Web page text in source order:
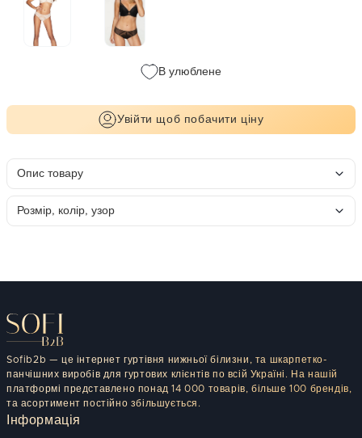
В улюблене
Увійти щоб побачити ціну
Опис товару
Розмір, колір, узор
Sofib2b — це інтернет гуртівня нижньої білизни, та шкарпетко-
панчішних виробів для гуртових клієнтів по всій Україні. На нашій
платформі представлено понад 14 000 товарів, більше 100 брендів,
та асортимент постійно збільшується.
Інформація